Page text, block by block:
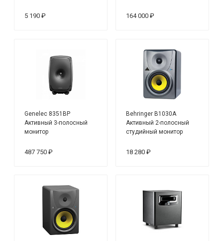
стерео, небалансный
5 190 ₽ 164 000 ₽
Genelec 8351BP
Активный 3-полосный
монитор
487 750 ₽
Behringer B1030A
Активный 2-полосный
студийный монитор
18 280 ₽